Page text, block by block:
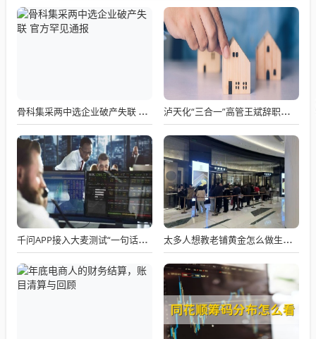
骨科集采两中选企业破产失联 官方罕见通报 泸天化“三合一”高管王斌辞职：高管变动叠加财务、业绩双重压力，公司进入阶段性调整期
千问APP接入大麦测试“一句话买电影票” 太多人想教老铺黄金怎么做生意了